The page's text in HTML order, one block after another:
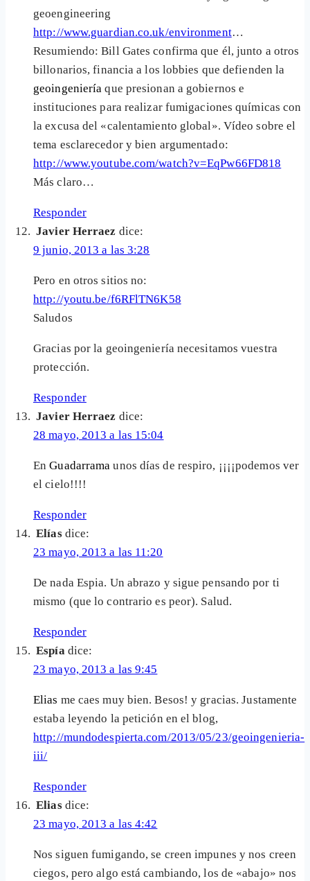
geoengineering
http://www.guardian.co.uk/environment…
Resumiendo: Bill Gates confirma que él, junto a otros
billonarios, financia a los lobbies que defienden la
geoingenieríaque presionan a gobiernos e
instituciones para realizar fumigaciones químicas con
la excusa del «calentamiento global». Vídeo sobre el
tema esclarecedor y bien argumentado:
http://www.youtube.com/watch?v=EqPw66FD818
Más claro…
Responder
Javier Herraez dice:
9 junio, 2013 a las 3:28
Pero en otros sitios no:
http://youtu.be/f6RFlTN6K58
Saludos
Gracias por la geoingeniería necesitamos vuestra
protección.
Responder
Javier Herraez dice:
28 mayo, 2013 a las 15:04
EnGuadarramaunos días de respiro, ¡¡¡¡podemos ver
el cielo!!!!
Responder
Elías dice:
23 mayo, 2013 a las 11:20
De nada Espia. Un abrazo y sigue pensando por ti
mismo (que lo contrario es peor). Salud.
Responder
Espía dice:
23 mayo, 2013 a las 9:45
Elias me caes muy bien. Besos! y gracias. Justamente
estaba leyendo la petición en el blog,
http://mundodespierta.com/2013/05/23/geoingenieria-
iii/
Responder
Elias dice:
23 mayo, 2013 a las 4:42
Nos siguen fumigando, se creen impunes y nos creen
ciegos, pero algo está cambiando, los de «abajo» nos